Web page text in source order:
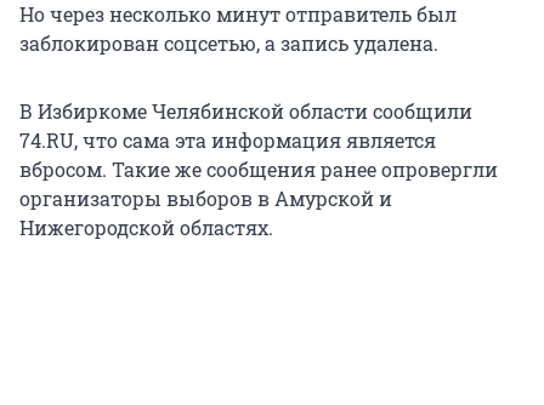
Но через несколько минут отправитель был
заблокирован соцсетью, а запись удалена.
В Избиркоме Челябинской области сообщили
74.RU, что сама эта информация является
вбросом. Такие же сообщения ранее опровергли
организаторы выборов в Амурской и
Нижегородской областях.